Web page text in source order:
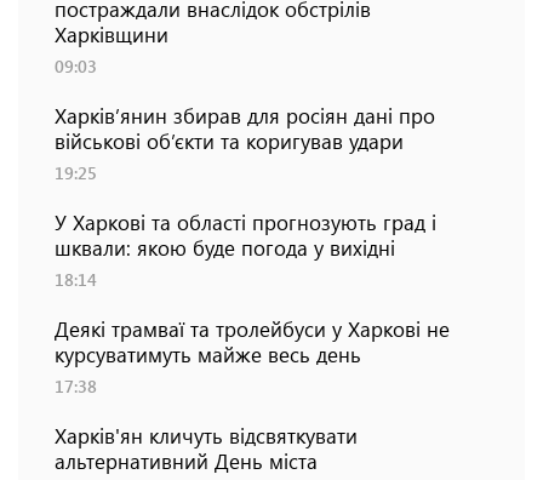
постраждали внаслідок обстрілів
Харківщини
09:03
Харків’янин збирав для росіян дані про
військові об’єкти та коригував удари
19:25
У Харкові та області прогнозують град і
шквали: якою буде погода у вихідні
18:14
Деякі трамваї та тролейбуси у Харкові не
курсуватимуть майже весь день
17:38
Харків'ян кличуть відсвяткувати
альтернативний День міста